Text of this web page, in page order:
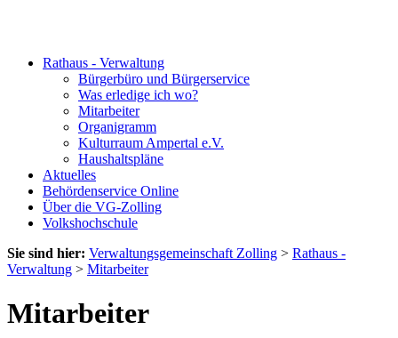
Rathaus - Verwaltung
Bürgerbüro und Bürgerservice
Was erledige ich wo?
Mitarbeiter
Organigramm
Kulturraum Ampertal e.V.
Haushaltspläne
Aktuelles
Behördenservice Online
Über die VG-Zolling
Volkshochschule
Sie sind hier: Verwaltungsgemeinschaft Zolling > Rathaus -
Verwaltung > Mitarbeiter
Mitarbeiter